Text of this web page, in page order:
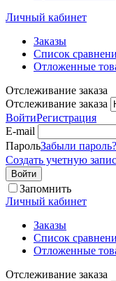
Личный кабинет
Заказы
Список
Отложенные
Отслеживание заказа
Отслеживание заказа
ВойтиРегистрация
E-mail
ПарольЗабыли пароль?
Создать учетную
Войти
Запомнить
Личный кабинет
Заказы
Список
Отложенные
Отслеживание заказа